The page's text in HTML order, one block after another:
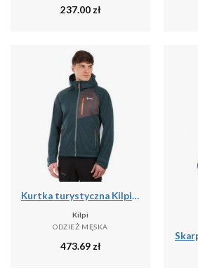
237.00 zł
Kurtka turystyczna Kilpi Beltra
Kilpi
ODZIEŻ MĘSKA
473.69 zł